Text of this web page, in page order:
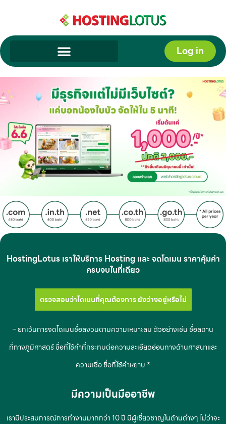
Log in
HostingLotus เราให้บริการ Hosting และ จดโดเมน ราคาคุ้มค่า
ครบจบในที่เดียว
ตรวจสอบว่าโดเมนที่คุณต้องการ ยังว่างอยู่หรือไม่
– ยกเว้นการจดโดเมนชื่อสงวนตามความเหมาะสม ตัวอย่างเช่น ชื่อสถาน
ที่ทางภูมิศาสตร์ ชื่อที่ใช้คำที่กระทบต่อความละเอียดอ่อนทางด้านศาสนาและ
ความเชื่อ ชื่อที่ใช้คำหยาบ *
มีความเป็นมืออาชีพ
เรามีประสบการณ์การทำงานมากกว่า 10 ปี มีผู้เชี่ยวชาญในด้านต่างๆ ไม่ว่าจะ